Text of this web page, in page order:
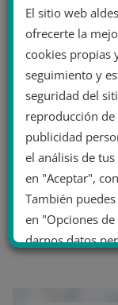
El sitio web
ofrecerte la
cookies propias
seguimiento y
seguridad del
reproducción
publicidad
el análisis de
en "Aceptar",
También
en "Opciones
darnos datos